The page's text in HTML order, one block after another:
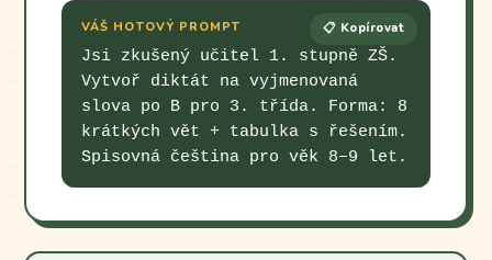
📋 Kopírovat
VÁŠ HOTOVÝ PROMPT
Jsi zkušený učitel 1. stupně ZŠ.
Vytvoř diktát na vyjmenovaná
slova po B pro 3. třída. Forma: 8
krátkých vět + tabulka s řešením.
Spisovná čeština pro věk 8–9 let.